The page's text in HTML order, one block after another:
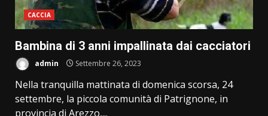
CACCIA
Bambina di 3 anni impallinata dai cacciatori
admin Settembre 26, 2023
Nella tranquilla mattinata di domenica scorsa, 24
settembre, la piccola comunità di Patrignone, in
provincia di Arezzo,...